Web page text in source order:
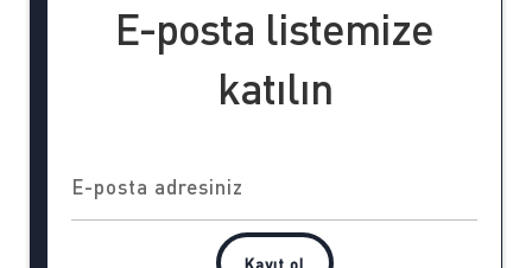
E-posta listemize
katılın